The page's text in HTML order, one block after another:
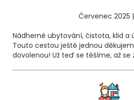
Červenec 2025
Nádherné ubytování, čistota, klid
Touto cestou ještě jednou
dovolenou! Už teď se těšíme, až se